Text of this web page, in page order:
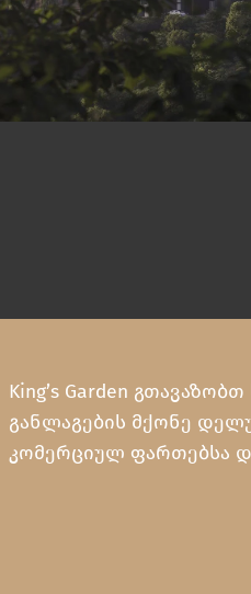
King’s Garden
განლაგების მქონე
კომერციულ ფართებსა